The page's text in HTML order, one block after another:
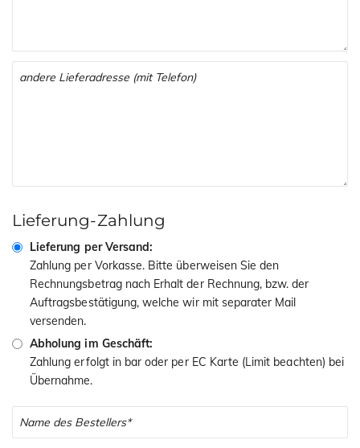
Lieferung-Zahlung
Lieferung per Versand:
Zahlung per Vorkasse. Bitte überweisen Sie den
Rechnungsbetrag nach Erhalt der Rechnung, bzw. der
Auftragsbestätigung, welche wir mit separater Mail
versenden.
Abholung im Geschäft:
Zahlung erfolgt in bar oder per EC Karte (Limit beachten) bei
Übernahme.